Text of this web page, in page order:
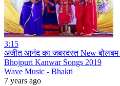
3:15
अजीत आनंद का जबरदस्त New बोलबम
Bhojpuri Kanwar Songs 2019
Wave Music - Bhakti
7 years ago